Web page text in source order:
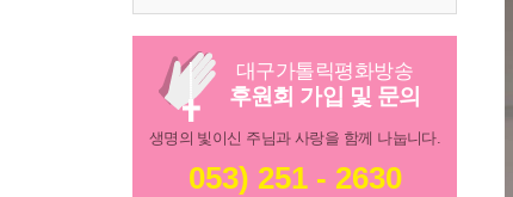
대구가톨릭평화방송
후원회 가입 및 문의
생명의 빛이신 주님과 사랑을 함께 나눕니다.
053) 251 - 2630